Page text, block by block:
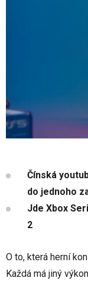
Čínská
do jednoho
Jde Xbox
2
O to, která herní
Každá má jiný